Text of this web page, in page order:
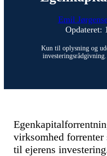
Emil
Opdateret:
Kun til oplysning og
virksomhed forrenter
til ejerens